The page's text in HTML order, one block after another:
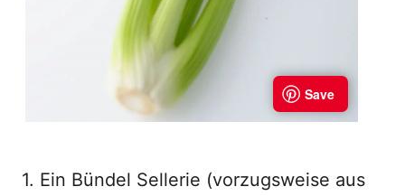
1. Ein Bündel Sellerie (vorzugsweise aus